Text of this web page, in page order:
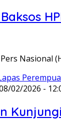
02/2026 -